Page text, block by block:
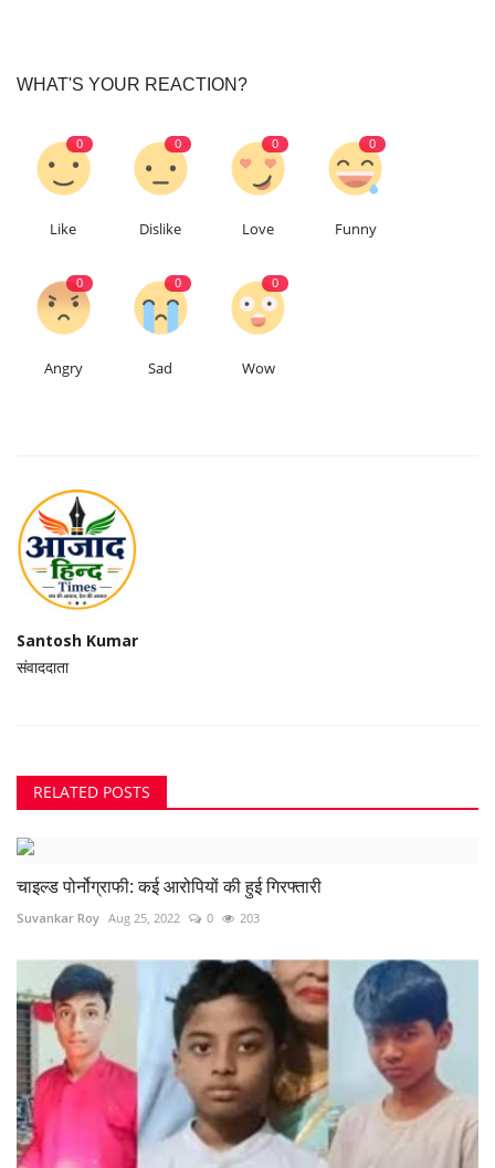
WHAT'S YOUR REACTION?
0
Like
0
Dislike
0
Love
0
Funny
0
Angry
0
Sad
0
Wow
Santosh Kumar
संवाददाता
RELATED POSTS
चाइल्ड पोर्नोग्राफी: कई आरोपियों की हुई गिरफ्तारी
Suvankar Roy Aug 25, 2022 0 203